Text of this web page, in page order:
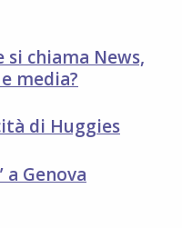
si chiama News,
media?
di Huggies
Genova